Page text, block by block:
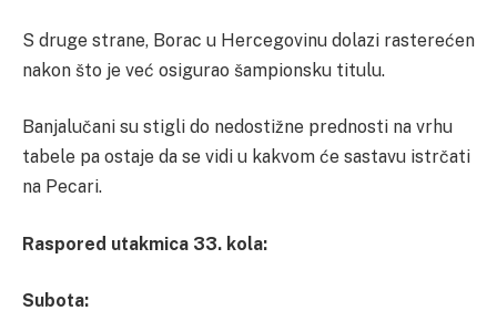
S druge strane, Borac u Hercegovinu dolazi rasterećen
nakon što je već osigurao šampionsku titulu.
Banjalučani su stigli do nedostižne prednosti na vrhu
tabele pa ostaje da se vidi u kakvom će sastavu istrčati
na Pecari.
Raspored utakmica 33. kola:
Subota: